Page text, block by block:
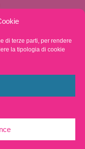
di terze parti, per rendere
la tipologia di cookie